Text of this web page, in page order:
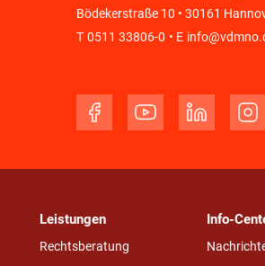
Bödekerstraße 10 • 30161
T 0511 33806-0 • E
Leistungen
Rechtsberatung
Info-